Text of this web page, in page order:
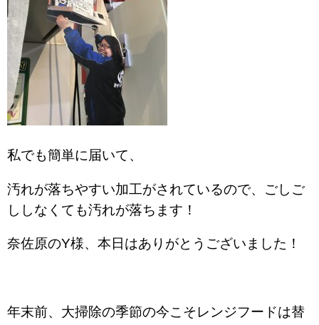
私でも簡単に届いて、
汚れが落ちやすい加工がされているので、ごしご
ししなくても汚れが落ちます！
奈佐原のY様、本日はありがとうございました！
年末前、大掃除の季節の今こそレンジフードは替